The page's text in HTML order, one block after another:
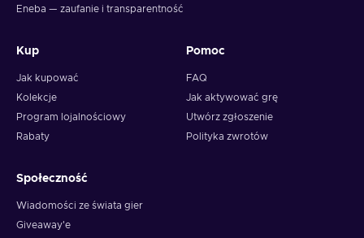
Eneba — zaufanie i transparentność
Kup
Jak kupować
Kolekcje
Program lojalnościowy
Rabaty
Pomoc
FAQ
Jak aktywować grę
Utwórz zgłoszenie
Polityka zwrotów
Społeczność
Wiadomości ze świata gier
Giveaway'e